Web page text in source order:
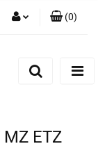
(0)
MZ ETZ